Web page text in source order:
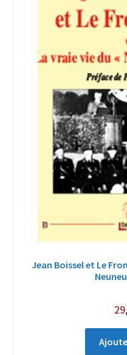
Login Customizer
Nous Contacter
Politique de
Qui sommes-nous ?
Soutien à Philippe Randa
Suivi de la Commande
Jean Boissel et Le